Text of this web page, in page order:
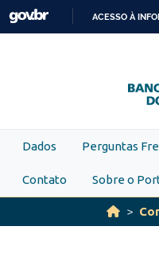
Skip to main content
ACESSO À
Dados Perguntas
Contato Sobre o